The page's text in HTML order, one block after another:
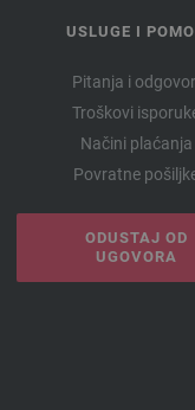
USLUGE I
Pitanja i
Troškovi
Načini plaćanja
Povratne
ODUSTAJ OD
UGOVORA